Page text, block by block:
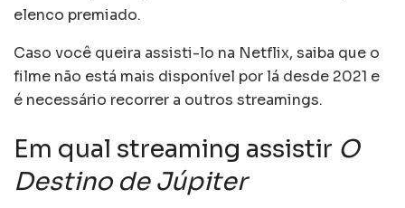
elenco premiado.
Caso você queira assisti-lo na Netflix, saiba que o
filme não está mais disponível por lá desde 2021 e
é necessário recorrer a outros streamings.
Em qual streaming assistir O
Destino de Júpiter